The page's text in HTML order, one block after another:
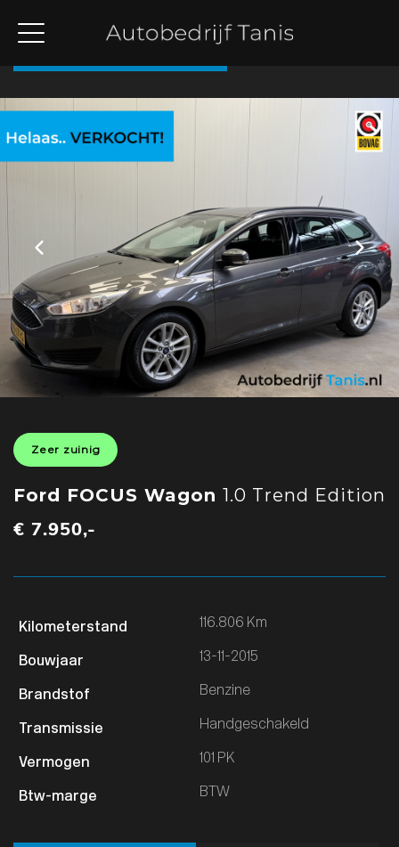
Zeer zuinig
Ford FOCUS Wagon 1.0 Trend Edition
€ 7.950,-
116.806 Km
13-11-2015
Benzine
Handgeschakeld
101 PK
BTW